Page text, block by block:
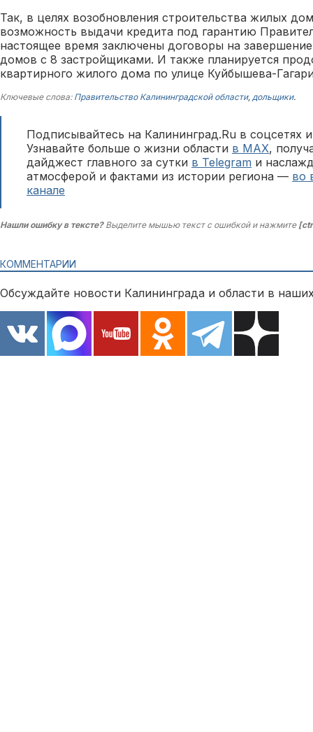
Так, в целях возобновления строительства жилых
возможность выдачи кредита под гарантию
настоящее время заключены договоры на
домов с 8 застройщиками. И также планируется
квартирного жилого дома по улице Куйбышева-
Ключевые слова: Правительство Калининградской области, дольщики.
Подписывайтесь на Калининград.Ru в соцсетях
Узнавайте больше о жизни области в MAX,
дайджест главного за сутки в Telegram и
атмосферой и фактами из истории региона — во
канале
Нашли ошибку в тексте?Выделите мышью текст с ошибкой и нажмите
КОММЕНТАРИИ
Обсуждайте новости Калининграда и области в